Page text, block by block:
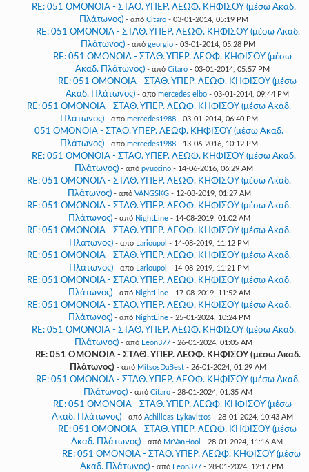
RE: 051 ΟΜΟΝΟΙΑ - ΣΤΑΘ. ΥΠΕΡ. ΛΕΩΦ. ΚΗΦΙΣΟΥ (μέσω Ακαδ.
Πλάτωνος) - από Citaro- 03-01-2014, 05:19 PM
RE: 051 ΟΜΟΝΟΙΑ - ΣΤΑΘ. ΥΠΕΡ. ΛΕΩΦ. ΚΗΦΙΣΟΥ (μέσω Ακαδ.
Πλάτωνος) - από georgio - 03-01-2014, 05:28 PM
RE: 051 ΟΜΟΝΟΙΑ - ΣΤΑΘ. ΥΠΕΡ. ΛΕΩΦ. ΚΗΦΙΣΟΥ (μέσω
Ακαδ. Πλάτωνος) - από Citaro - 03-01-2014, 05:57 PM
RE: 051 ΟΜΟΝΟΙΑ - ΣΤΑΘ. ΥΠΕΡ. ΛΕΩΦ. ΚΗΦΙΣΟΥ (μέσω
Ακαδ. Πλάτωνος) - από mercedes elbo- 03-01-2014, 09:44 PM
RE: 051 ΟΜΟΝΟΙΑ - ΣΤΑΘ. ΥΠΕΡ. ΛΕΩΦ. ΚΗΦΙΣΟΥ (μέσω Ακαδ.
Πλάτωνος) - από mercedes1988 - 03-01-2014, 06:40 PM
051 ΟΜΟΝΟΙΑ - ΣΤΑΘ. ΥΠΕΡ. ΛΕΩΦ. ΚΗΦΙΣΟΥ (μέσω Ακαδ.
Πλάτωνος) - από mercedes1988 - 13-06-2016, 10:12 PM
RE: 051 ΟΜΟΝΟΙΑ - ΣΤΑΘ. ΥΠΕΡ. ΛΕΩΦ. ΚΗΦΙΣΟΥ (μέσω Ακαδ.
Πλάτωνος) - από pvuccino- 14-06-2016, 06:29 AM
RE: 051 ΟΜΟΝΟΙΑ - ΣΤΑΘ. ΥΠΕΡ. ΛΕΩΦ. ΚΗΦΙΣΟΥ (μέσω Ακαδ.
Πλάτωνος) - από VANGSKG- 12-08-2019, 01:27 AM
RE: 051 ΟΜΟΝΟΙΑ - ΣΤΑΘ. ΥΠΕΡ. ΛΕΩΦ. ΚΗΦΙΣΟΥ (μέσω Ακαδ.
Πλάτωνος) - από NightLine- 14-08-2019, 01:02 AM
RE: 051 ΟΜΟΝΟΙΑ - ΣΤΑΘ. ΥΠΕΡ. ΛΕΩΦ. ΚΗΦΙΣΟΥ (μέσω Ακαδ.
Πλάτωνος) - από Larioupol - 14-08-2019, 11:12 PM
RE: 051 ΟΜΟΝΟΙΑ - ΣΤΑΘ. ΥΠΕΡ. ΛΕΩΦ. ΚΗΦΙΣΟΥ (μέσω Ακαδ.
Πλάτωνος) - από Larioupol - 14-08-2019, 11:21 PM
RE: 051 ΟΜΟΝΟΙΑ - ΣΤΑΘ. ΥΠΕΡ. ΛΕΩΦ. ΚΗΦΙΣΟΥ (μέσω Ακαδ.
Πλάτωνος) - από NightLine- 17-08-2019, 11:52 AM
RE: 051 ΟΜΟΝΟΙΑ - ΣΤΑΘ. ΥΠΕΡ. ΛΕΩΦ. ΚΗΦΙΣΟΥ (μέσω Ακαδ.
Πλάτωνος) - από NightLine- 25-01-2024, 10:24 PM
RE: 051 ΟΜΟΝΟΙΑ - ΣΤΑΘ. ΥΠΕΡ. ΛΕΩΦ. ΚΗΦΙΣΟΥ (μέσω Ακαδ.
Πλάτωνος) - από Leon377 - 26-01-2024, 01:05 AM
RE: 051 ΟΜΟΝΟΙΑ - ΣΤΑΘ. ΥΠΕΡ. ΛΕΩΦ. ΚΗΦΙΣΟΥ (μέσω Ακαδ.
Πλάτωνος) - από MitsosDaBest - 26-01-2024, 01:29 AM
RE: 051 ΟΜΟΝΟΙΑ - ΣΤΑΘ. ΥΠΕΡ. ΛΕΩΦ. ΚΗΦΙΣΟΥ (μέσω Ακαδ.
Πλάτωνος) - από Citaro - 28-01-2024, 01:35 AM
RE: 051 ΟΜΟΝΟΙΑ - ΣΤΑΘ. ΥΠΕΡ. ΛΕΩΦ. ΚΗΦΙΣΟΥ (μέσω
Ακαδ. Πλάτωνος) - από Achilleas-Lykavittos - 28-01-2024, 10:43 AM
RE: 051 ΟΜΟΝΟΙΑ - ΣΤΑΘ. ΥΠΕΡ. ΛΕΩΦ. ΚΗΦΙΣΟΥ (μέσω
Ακαδ. Πλάτωνος) - από MrVanHool - 28-01-2024, 11:16 AM
RE: 051 ΟΜΟΝΟΙΑ - ΣΤΑΘ. ΥΠΕΡ. ΛΕΩΦ. ΚΗΦΙΣΟΥ (μέσω
Ακαδ. Πλάτωνος) - από Leon377- 28-01-2024, 12:17 PM